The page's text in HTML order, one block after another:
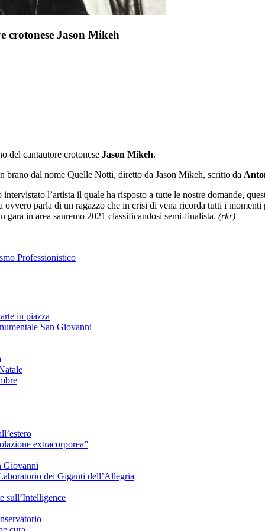
crotonese Jason Mikeh
del cantautore crotonese Jason Mikeh.
brano dal nome Quelle Notti, diretto da Jason Mikeh, scritto da
intervistato l’artista il quale ha risposto a tutte le nostre domande,
ovvero parla di un ragazzo che in crisi di vena ricorda tutti i
in area sanremo 2021 classificandosi semi-finalista. (rkr)
Professionistico
in piazza
San Giovanni
extracorporea”
Giovanni
dei Giganti dell’Allegria
sull’Intelligence